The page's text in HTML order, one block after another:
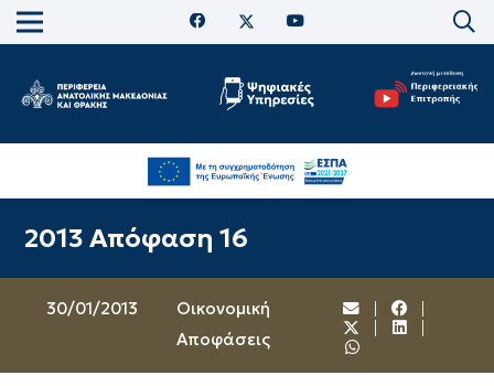
2013 Απόφαση 16
30/01/2013
Oικονομική
Αποφάσεις